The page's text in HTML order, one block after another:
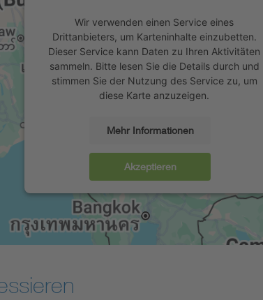
Wir verwenden einen Service eines
Drittanbieters, um Karteninhalte einzubetten.
Dieser Service kann Daten zu Ihren Aktivitäten
sammeln. Bitte lesen Sie die Details durch und
stimmen Sie der Nutzung des Service zu, um
diese Karte anzuzeigen.
Mehr Informationen
Akzeptieren